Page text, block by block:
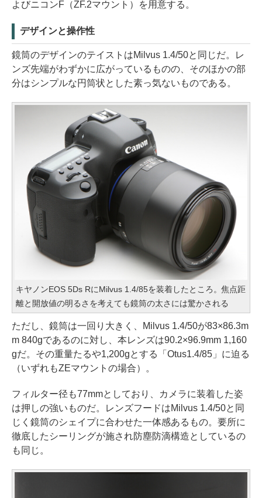
よびニコンF（ZF.2マウント）を用意する。
デザインと操作性
鏡筒のデザインのテイストはMilvus 1.4/50と同じだ。レ
ンズ先端がわずかに広がっているものの、そのほかの部
分はシンプルな円筒状とした素っ気ないものである。
キヤノンEOS 5Ds RにMilvus 1.4/85を装着したところ。焦点距
離と開放値の明るさを考えても鏡筒の太さには驚かされる
ただし、鏡筒は一回り大きく、Milvus 1.4/50が83×86.3m
m 840gであるのに対し、本レンズは90.2×96.9mm 1,160
gだ。その重量たるや1,200gとする「Otus1.4/85」に迫る
（いずれもZEマウントの場合）。
フィルター径も77mmとしており、カメラに装着した姿
は押しの強いものだ。レンズフードはMilvus 1.4/50と同
じく鏡筒のシェイプに合わせた一体感あるもの。要所に
徹底したシーリングが施され防塵防滴構造としているの
も同じ。